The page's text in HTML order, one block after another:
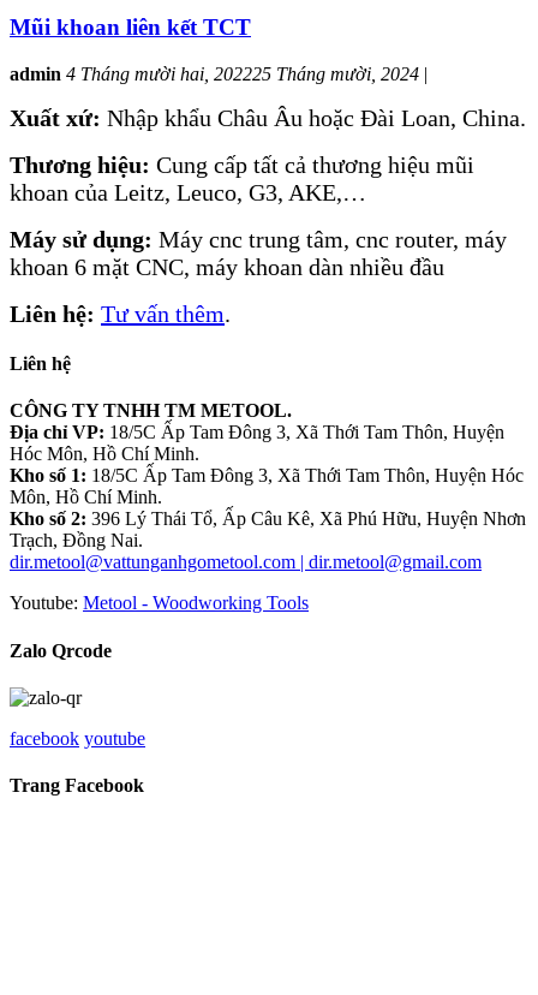
Mũi khoan liên kết TCT
admin 4 Tháng mười hai, 202225 Tháng mười, 2024 |
Xuất xứ: Nhập khẩu Châu Âu hoặc Đài Loan, China.
Thương hiệu: Cung cấp tất cả thương hiệu mũi
khoan của Leitz, Leuco, G3, AKE,…
Máy sử dụng: Máy cnc trung tâm, cnc router, máy
khoan 6 mặt CNC, máy khoan dàn nhiều đầu
Liên hệ: Tư vấn thêm.
Liên hệ
CÔNG TY TNHH TM METOOL.
Địa chỉ VP: 18/5C Ấp Tam Đông 3, Xã Thới Tam Thôn, Huyện
Hóc Môn, Hồ Chí Minh.
Kho số 1: 18/5C Ấp Tam Đông 3, Xã Thới Tam Thôn, Huyện Hóc
Môn, Hồ Chí Minh.
Kho số 2: 396 Lý Thái Tổ, Ấp Câu Kê, Xã Phú Hữu, Huyện Nhơn
Trạch, Đồng Nai.
dir.metool@vattunganhgometool.com | dir.metool@gmail.com
Youtube: Metool - Woodworking Tools
Zalo Qrcode
facebook youtube
Trang Facebook